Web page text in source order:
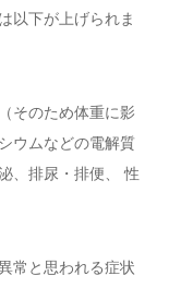
以下が上げられま
そのため体重に影
ウムなどの電解質
、排尿・排便、 性
常と思われる症状